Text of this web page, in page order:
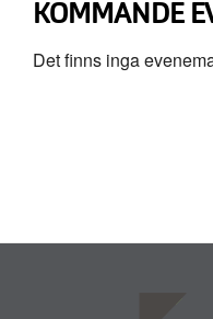
KOMMANDE
Det finns inga